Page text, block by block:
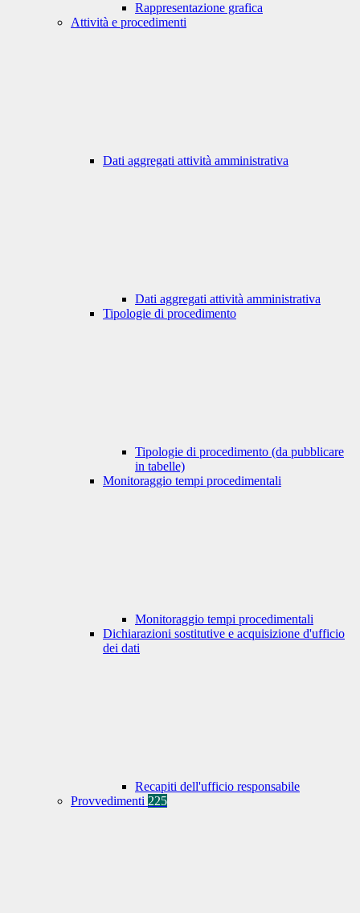
Rappresentazione grafica
Attività e procedimenti
Dati aggregati attività amministrativa
Dati aggregati attività amministrativa
Tipologie di procedimento
Tipologie di procedimento (da pubblicare
in tabelle)
Monitoraggio tempi procedimentali
Monitoraggio tempi procedimentali
Dichiarazioni sostitutive e acquisizione d'ufficio
dei dati
Recapiti dell'ufficio responsabile
Provvedimenti 225